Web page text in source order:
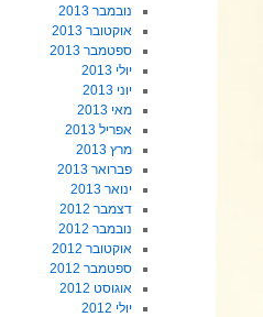
נובמבר 2013
אוקטובר 2013
ספטמבר 2013
יולי 2013
יוני 2013
מאי 2013
אפריל 2013
מרץ 2013
פברואר 2013
ינואר 2013
דצמבר 2012
נובמבר 2012
אוקטובר 2012
ספטמבר 2012
אוגוסט 2012
יולי 2012